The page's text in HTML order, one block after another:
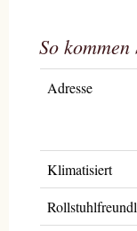
So
Adresse
Klimatisiert